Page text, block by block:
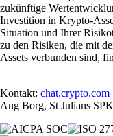
zukünftige
Investition in Krypto-
Situation und Ihrer
zu den Risiken, die mit
Assets verbunden sind,
Kontakt: chat.crypto.com
Ang Borg, St Julians